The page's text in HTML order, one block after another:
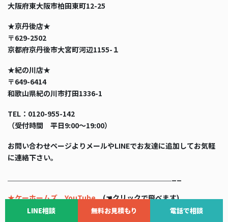
大阪府東大阪市柏田東町12-25
★京丹後店★
〒629-2502
京都府京丹後市大宮町河辺1155-１
★紀の川店★
〒649-6414
和歌山県紀の川市打田1336-1
TEL：0120-955-142
（受付時間 平日9:00〜19:00）
お問い合わせページよりメールやLINEでお友達に追加してお気軽
に連絡下さい。
★ケーホームズ YouTube(☚クリックで飛べます)
京丹後市の外壁塗装といえばKhome’ｓ
LINE相談 無料お見積もり 電話で相談